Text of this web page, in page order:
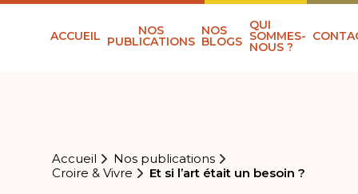
ACCUEIL NOS
PUBLICATIONS
NOS
BLOGS
QUI
SOMMES-
NOUS ?
Accueil
Nos publications
Croire & Vivre
Et si l’art était un besoin ?